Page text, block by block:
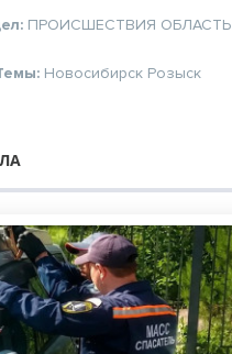
ПРОИСШЕСТВИЯ ОБЛАСТЬ
Новосибирск Розыск